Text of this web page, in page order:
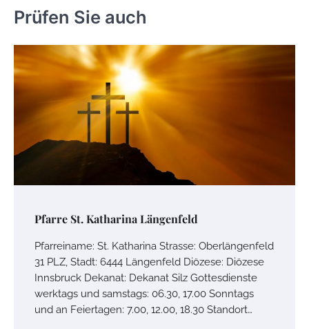
Prüfen Sie auch
Pfarre St. Katharina Längenfeld
Pfarreiname: St. Katharina Strasse: Oberlängenfeld
31 PLZ, Stadt: 6444 Längenfeld Diözese: Diözese
Innsbruck Dekanat: Dekanat Silz Gottesdienste
werktags und samstags: 06.30, 17.00 Sonntags
und an Feiertagen: 7.00, 12.00, 18.30 Standort…